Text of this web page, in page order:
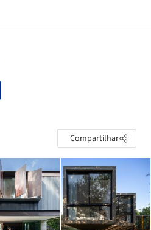
Compartilhar